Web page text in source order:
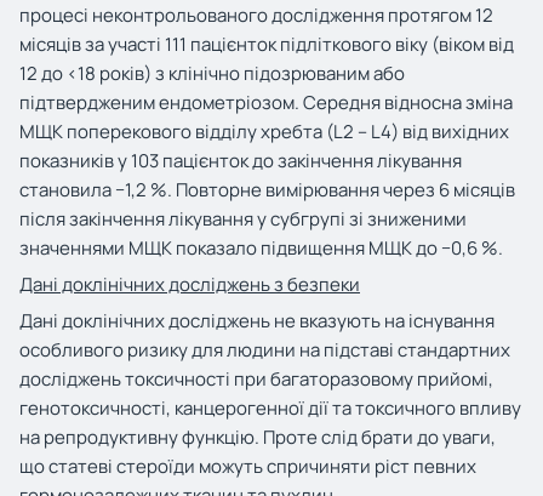
процесі неконтрольованого дослідження протягом 12
місяців за участі 111 пацієнток підліткового віку (віком від
12 до <18 років) з клінічно підозрюваним або
підтвердженим ендометріозом. Середня відносна зміна
МЩК поперекового відділу хребта (L2 – L4) від вихідних
показників у 103 пацієнток до закінчення лікування
становила −1,2 %. Повторне вимірювання через 6 місяців
після закінчення лікування у субгрупі зі зниженими
значеннями МЩК показало підвищення МЩК до −0,6 %.
Дані доклінічних досліджень з безпеки
Дані доклінічних досліджень не вказують на існування
особливого ризику для людини на підставі стандартних
досліджень токсичності при багаторазовому прийомі,
генотоксичності, канцерогенної дії та токсичного впливу
на репродуктивну функцію. Проте слід брати до уваги,
що статеві стероїди можуть спричиняти ріст певних